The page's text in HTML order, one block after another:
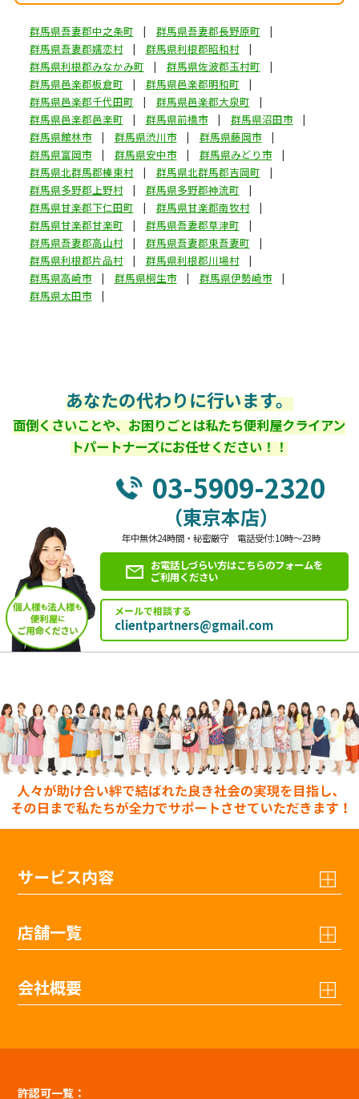
群馬県吾妻郡中之条町
群馬県吾妻郡長野原町
群馬県吾妻郡嬬恋村
群馬県利根郡昭和村
群馬県利根郡みなかみ町
群馬県佐波郡玉村町
群馬県邑楽郡板倉町
群馬県邑楽郡明和町
群馬県邑楽郡千代田町
群馬県邑楽郡大泉町
群馬県邑楽郡邑楽町
群馬県前橋市
群馬県沼田市
群馬県館林市
群馬県渋川市
群馬県藤岡市
群馬県富岡市
群馬県安中市
群馬県みどり市
群馬県北群馬郡榛東村
群馬県北群馬郡吉岡町
群馬県多野郡上野村
群馬県多野郡神流町
群馬県甘楽郡下仁田町
群馬県甘楽郡南牧村
群馬県甘楽郡甘楽町
群馬県吾妻郡草津町
群馬県吾妻郡高山村
群馬県吾妻郡東吾妻町
群馬県利根郡片品村
群馬県利根郡川場村
群馬県高崎市
群馬県桐生市
群馬県伊勢崎市
群馬県太田市
あなたの代わりに行います。
面倒くさいことや、お困りごとは私たち便利屋クライアン
トパートナーズにお任せください！！
03-5909-2320
（東京本店）
年中無休24時間・秘密厳守 電話受付:10時～23時
お電話しづらい方はこちらのフォームを
ご利用ください
メールで相談する
clientpartners@gmail.com
サービス内容
店舗一覧
会社概要
許認可一覧：